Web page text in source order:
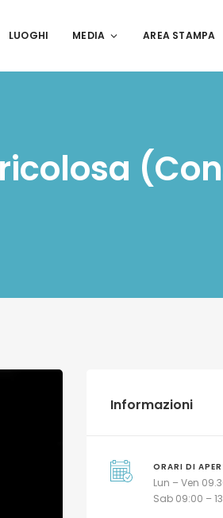
LUOGHI MEDIA AREA STAMPA
Informazioni
ORARI DI
Lun – Ven
Sab 09:00 –